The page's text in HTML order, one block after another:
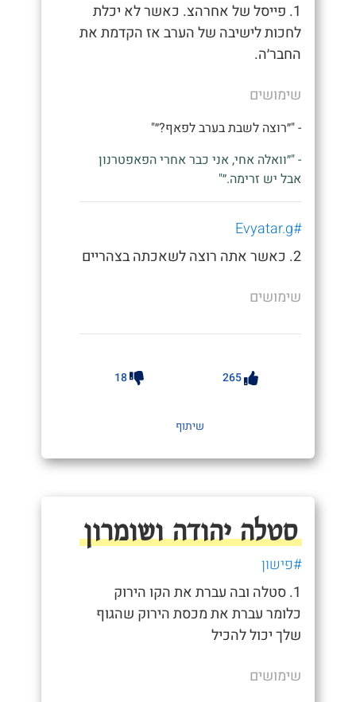
1. פייסל של אחרהצ. כאשר לא יכלת
לחכות לישיבה של הערב אז הקדמת את
החבר׳ה.
שימושים
- "״רוצה לשבת בערב לפאף?״"
- "״וואלה אחי, אני כבר אחרי הפאפטרנון
אבל יש זרימה.״"
#Evyatar.g
2. כאשר אתה רוצה לשאכתה בצהריים
שימושים
265
18
שיתוף
סטלה יהודה ושומרון
#פישון
1. סטלה ובה עברת את הקו הירוק
כלומר עברת את מכסת הירוק שהגוף
שלך יכול להכיל
שימושים